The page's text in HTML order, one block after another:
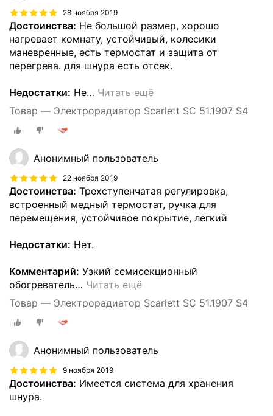
28 ноября 2019
Достоинства: Не большой размер, хорошо
нагревает комнату, устойчивый, колесики
маневренные, есть термостат и защита от
перегрева. для шнура есть отсек.
Недостатки: Не… Читать ещё
Товар — Электрорадиатор Scarlett SC 51.1907 S4
Анонимный пользователь
22 ноября 2019
Достоинства: Трехступенчатая регулировка,
встроенный медный термостат, ручка для
перемещения, устойчивое покрытие, легкий
Недостатки: Нет.
Комментарий: Узкий семисекционный
обогреватель… Читать ещё
Товар — Электрорадиатор Scarlett SC 51.1907 S4
Анонимный пользователь
9 ноября 2019
Достоинства: Имеется система для хранения
шнура.